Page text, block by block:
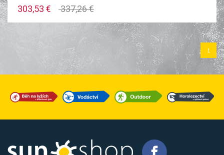
303,53 € 337,26 €
1